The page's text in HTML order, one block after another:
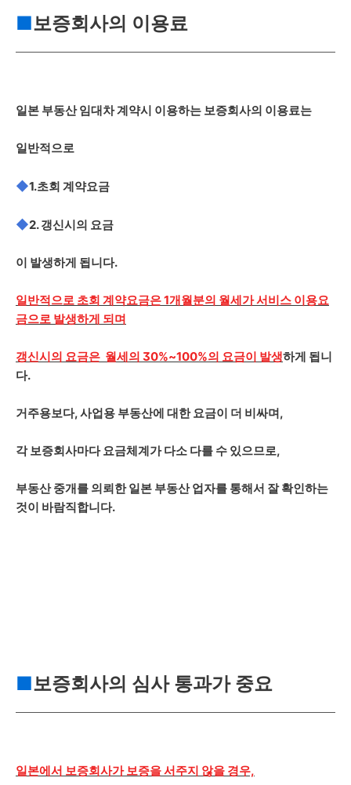
■보증회사의 이용료
일본 부동산 임대차 계약시 이용하는 보증회사의 이용료는
일반적으로
◆1.초회 계약요금
◆2. 갱신시의 요금
이 발생하게 됩니다.
일반적으로 초회 계약요금은 1개월분의 월세가 서비스 이용요
금으로 발생하게 되며
갱신시의 요금은 월세의 30%~100%의 요금이 발생하게 됩니
다.
거주용보다, 사업용 부동산에 대한 요금이 더 비싸며,
각 보증회사마다 요금체계가 다소 다를 수 있으므로,
부동산 중개를 의뢰한 일본 부동산 업자를 통해서 잘 확인하는
것이 바람직합니다.
■보증회사의 심사 통과가 중요
일본에서 보증회사가 보증을 서주지 않을 경우,